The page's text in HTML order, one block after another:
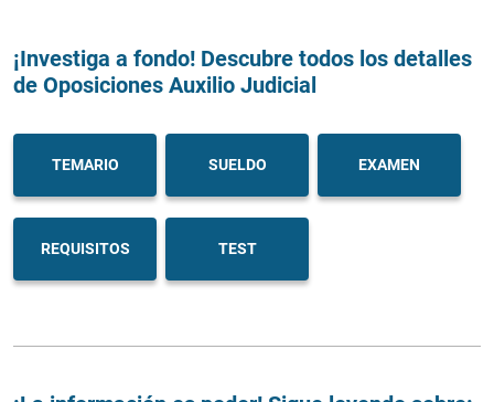
¡Investiga a fondo! Descubre todos los detalles
de Oposiciones Auxilio Judicial
TEMARIO SUELDO EXAMEN
REQUISITOS TEST